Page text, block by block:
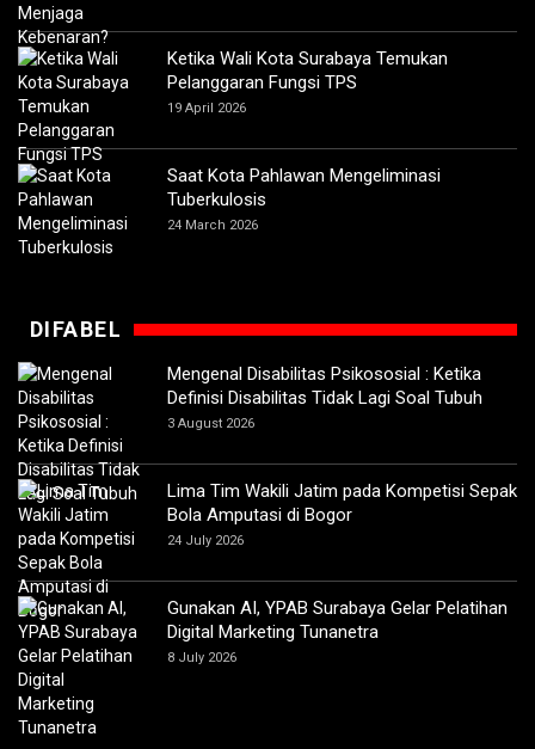
Ketika Wali Kota Surabaya Temukan
Pelanggaran Fungsi TPS
19 April 2026
Saat Kota Pahlawan Mengeliminasi
Tuberkulosis
24 March 2026
DIFABEL
Mengenal Disabilitas Psikososial : Ketika
Definisi Disabilitas Tidak Lagi Soal Tubuh
3 August 2026
Lima Tim Wakili Jatim pada Kompetisi Sepak
Bola Amputasi di Bogor
24 July 2026
Gunakan AI, YPAB Surabaya Gelar Pelatihan
Digital Marketing Tunanetra
8 July 2026